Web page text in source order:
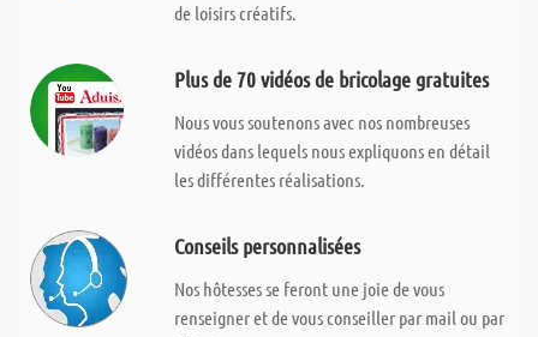
de loisirs créatifs.
Plus de 70 vidéos de bricolage gratuites
Nous vous soutenons avec nos nombreuses
vidéos dans lequels nous expliquons en détail
les différentes réalisations.
Conseils personnalisées
Nos hôtesses se feront une joie de vous
renseigner et de vous conseiller par mail ou par